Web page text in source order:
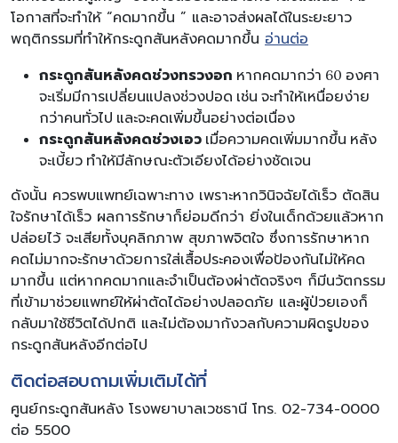
โอกาสที่จะทำให้ “คดมากขึ้น ” และอาจส่งผลได้ในระยะยาว
พฤติกรรมที่ทำให้กระดูกสันหลังคดมากขึ้น อ่านต่อ
กระดูกสันหลังคดช่วงทรวงอก หากคดมากว่า 60 องศา
จะเริ่มมีการเปลี่ยนแปลงช่วงปอด เช่น จะทำให้เหนื่อยง่าย
กว่าคนทั่วไป และจะคดเพิ่มขึ้นอย่างต่อเนื่อง
กระดูกสันหลังคดช่วงเอว เมื่อความคดเพิ่มมากขึ้น หลัง
จะเบี้ยว ทำให้มีลักษณะตัวเอียงได้อย่างชัดเจน
ดังนั้น ควรพบแพทย์เฉพาะทาง เพราะหากวินิจฉัยได้เร็ว ตัดสิน
ใจรักษาได้เร็ว ผลการรักษาก็ย่อมดีกว่า ยิ่งในเด็กด้วยแล้วหาก
ปล่อยไว้ จะเสียทั้งบุคลิกภาพ สุขภาพจิตใจ ซึ่งการรักษาหาก
คดไม่มากจะรักษาด้วยการใส่เสื้อประคองเพื่อป้องกันไม่ให้คด
มากขึ้น แต่หากคดมากและจำเป็นต้องผ่าตัดจริงๆ ก็มีนวัตกรรม
ที่เข้ามาช่วยแพทย์ให้ผ่าตัดได้อย่างปลอดภัย และผู้ป่วยเองก็
กลับมาใช้ชีวิตได้ปกติ และไม่ต้องมากังวลกับความผิดรูปของ
กระดูกสันหลังอีกต่อไป
ติดต่อสอบถามเพิ่มเติมได้ที่
ศูนย์กระดูกสันหลัง โรงพยาบาลเวชธานี โทร. 02-734-0000
ต่อ 5500